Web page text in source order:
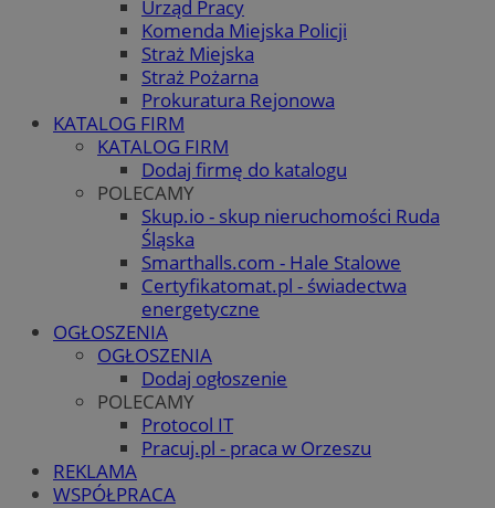
Urząd Pracy
Komenda Miejska Policji
Straż Miejska
Straż Pożarna
Prokuratura Rejonowa
KATALOG FIRM
KATALOG FIRM
Dodaj firmę do katalogu
POLECAMY
Skup.io - skup nieruchomości Ruda
Śląska
Smarthalls.com - Hale Stalowe
Certyfikatomat.pl - świadectwa
energetyczne
OGŁOSZENIA
OGŁOSZENIA
Dodaj ogłoszenie
POLECAMY
Protocol IT
Pracuj.pl - praca w Orzeszu
REKLAMA
WSPÓŁPRACA